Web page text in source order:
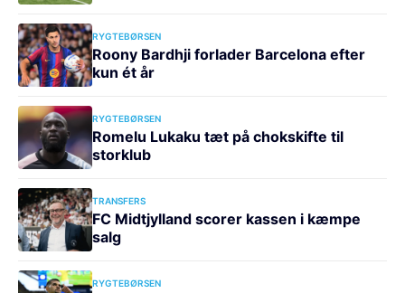
RYGTEBØRSEN
Roony Bardhji forlader Barcelona efter
kun ét år
RYGTEBØRSEN
Romelu Lukaku tæt på chokskifte til
storklub
TRANSFERS
FC Midtjylland scorer kassen i kæmpe
salg
RYGTEBØRSEN